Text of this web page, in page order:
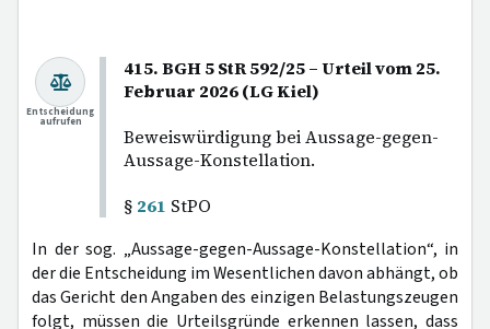
415. BGH 5 StR 592/25 – Urteil vom 25.
Februar 2026 (LG Kiel)
Beweiswürdigung bei Aussage-gegen-
Aussage-Konstellation.
§ 261 StPO
Entscheidung
aufrufen
In der sog. „Aussage-gegen-Aussage-Konstellation“, in
der die Entscheidung im Wesentlichen davon abhängt, ob
das Gericht den Angaben des einzigen Belastungszeugen
folgt, müssen die Urteilsgründe erkennen lassen, dass